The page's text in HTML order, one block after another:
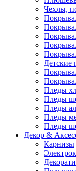
Чехлы,
Детские
Пледы
Пледы
Пледы
Пледы
Пледы
Декор &
Карнизы